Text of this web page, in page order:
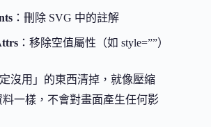
：刪除 SVG 中的註解
：移除空值屬性（如 style=””）
沒用」的東西清掉，就像壓縮
料一樣，不會對畫面產生任何影